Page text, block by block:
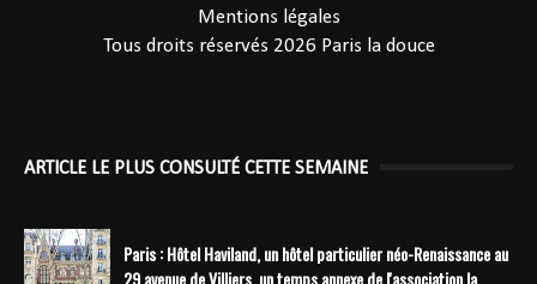
Mentions légales
Tous droits réservés 2026 Paris la douce
ARTICLE LE PLUS CONSULTÉ CETTE SEMAINE
Paris : Hôtel Haviland, un hôtel particulier néo-Renaissance au
29 avenue de Villiers, un temps annexe de l'association la